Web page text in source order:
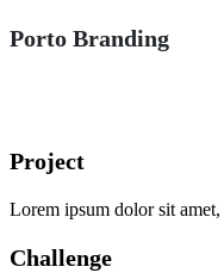
Porto Branding
Project
Lorem ipsum dolor sit
Challenge